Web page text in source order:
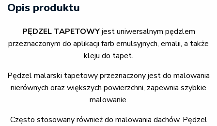
Opis produktu
PĘDZEL TAPETOWYjest uniwersalnym pędzlem
przeznaczonym do aplikacji farb emulsyjnych, emalii, a także
kleju do tapet.
Pędzel malarski tapetowy przeznaczony jest do malowania
nierównych oraz większych powierzchni, zapewnia szybkie
malowanie.
Często stosowany również do malowania dachów. Pędzel